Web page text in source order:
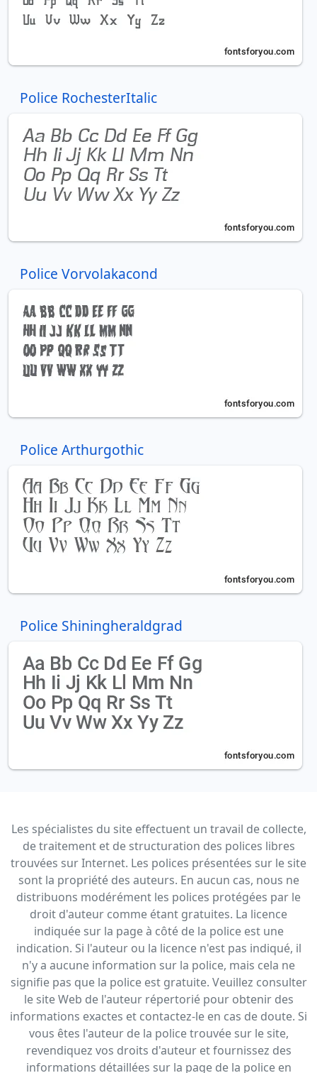
Police RochesterItalic
Police Vorvolakacond
Police Arthurgothic
Police Shiningheraldgrad
Les spécialistes du site effectuent un travail de collecte,
de traitement et de structuration des polices libres
trouvées sur Internet. Les polices présentées sur le site
sont la propriété des auteurs. En aucun cas, nous ne
distribuons modérément les polices protégées par le
droit d'auteur comme étant gratuites. La licence
indiquée sur la page à côté de la police est une
indication. Si l'auteur ou la licence n'est pas indiqué, il
n'y a aucune information sur la police, mais cela ne
signifie pas que la police est gratuite. Veuillez consulter
le site Web de l'auteur répertorié pour obtenir des
informations exactes et contactez-le en cas de doute. Si
vous êtes l'auteur de la police trouvée sur le site,
revendiquez vos droits d'auteur et fournissez des
informations détaillées sur la page de la police en